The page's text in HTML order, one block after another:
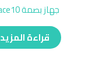
جهاز بصمة Lface10
قراءة المزيد